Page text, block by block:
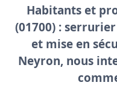
Habitants et
(01700) :
et mise en
Neyron, nous